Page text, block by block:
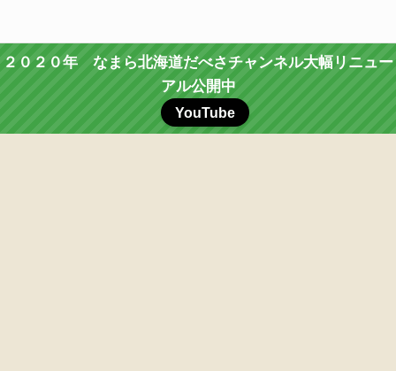
２０２０年 なまら北海道だべさチャンネル大幅リニュー
アル公開中
YouTube